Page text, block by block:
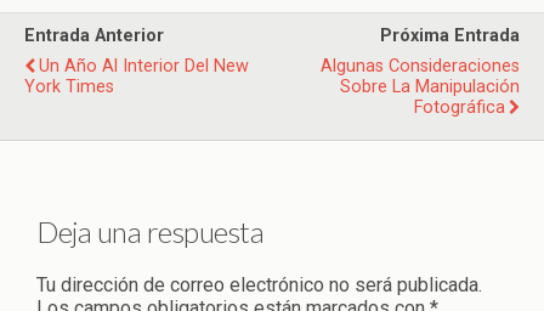
Entrada Anterior
Un Año Al Interior Del New
York Times
Próxima Entrada
Algunas Consideraciones
Sobre La Manipulación
Fotográfica
Deja una respuesta
Tu dirección de correo electrónico no será publicada.